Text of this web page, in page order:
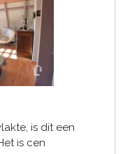
is dit een
is cen